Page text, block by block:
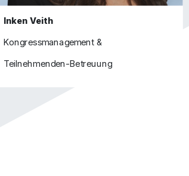
Inken Veith
Kongressmanagement &
Teilnehmenden-Betreuung